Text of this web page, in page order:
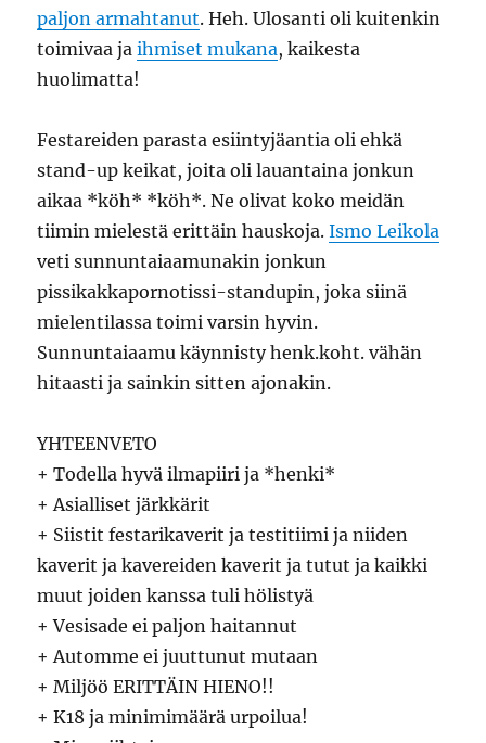
paljon armahtanut. Heh. Ulosanti oli kuitenkin
toimivaa jaihmiset mukana, kaikesta
huolimatta!
Festareiden parasta esiintyjäantia oli ehkä
stand-up keikat, joita oli lauantaina jonkun
aikaa *köh* *köh*. Ne olivat koko meidän
tiimin mielestä erittäin hauskoja.Ismo Leikola
veti sunnuntaiaamunakin jonkun
pissikakkapornotissi-standupin, joka siinä
mielentilassa toimi varsin hyvin.
Sunnuntaiaamu käynnisty henk.koht. vähän
hitaasti ja sainkin sitten ajonakin.
YHTEENVETO
+ Todella hyvä ilmapiiri ja *henki*
+ Asialliset järkkärit
+ Siistit festarikaverit ja testitiimi ja niiden
kaverit ja kavereiden kaverit ja tutut ja kaikki
muut joiden kanssa tuli hölistyä
+ Vesisade ei paljon haitannut
+ Automme ei juuttunut mutaan
+ Miljöö ERITTÄIN HIENO!!
+ K18 ja minimimäärä urpoilua!